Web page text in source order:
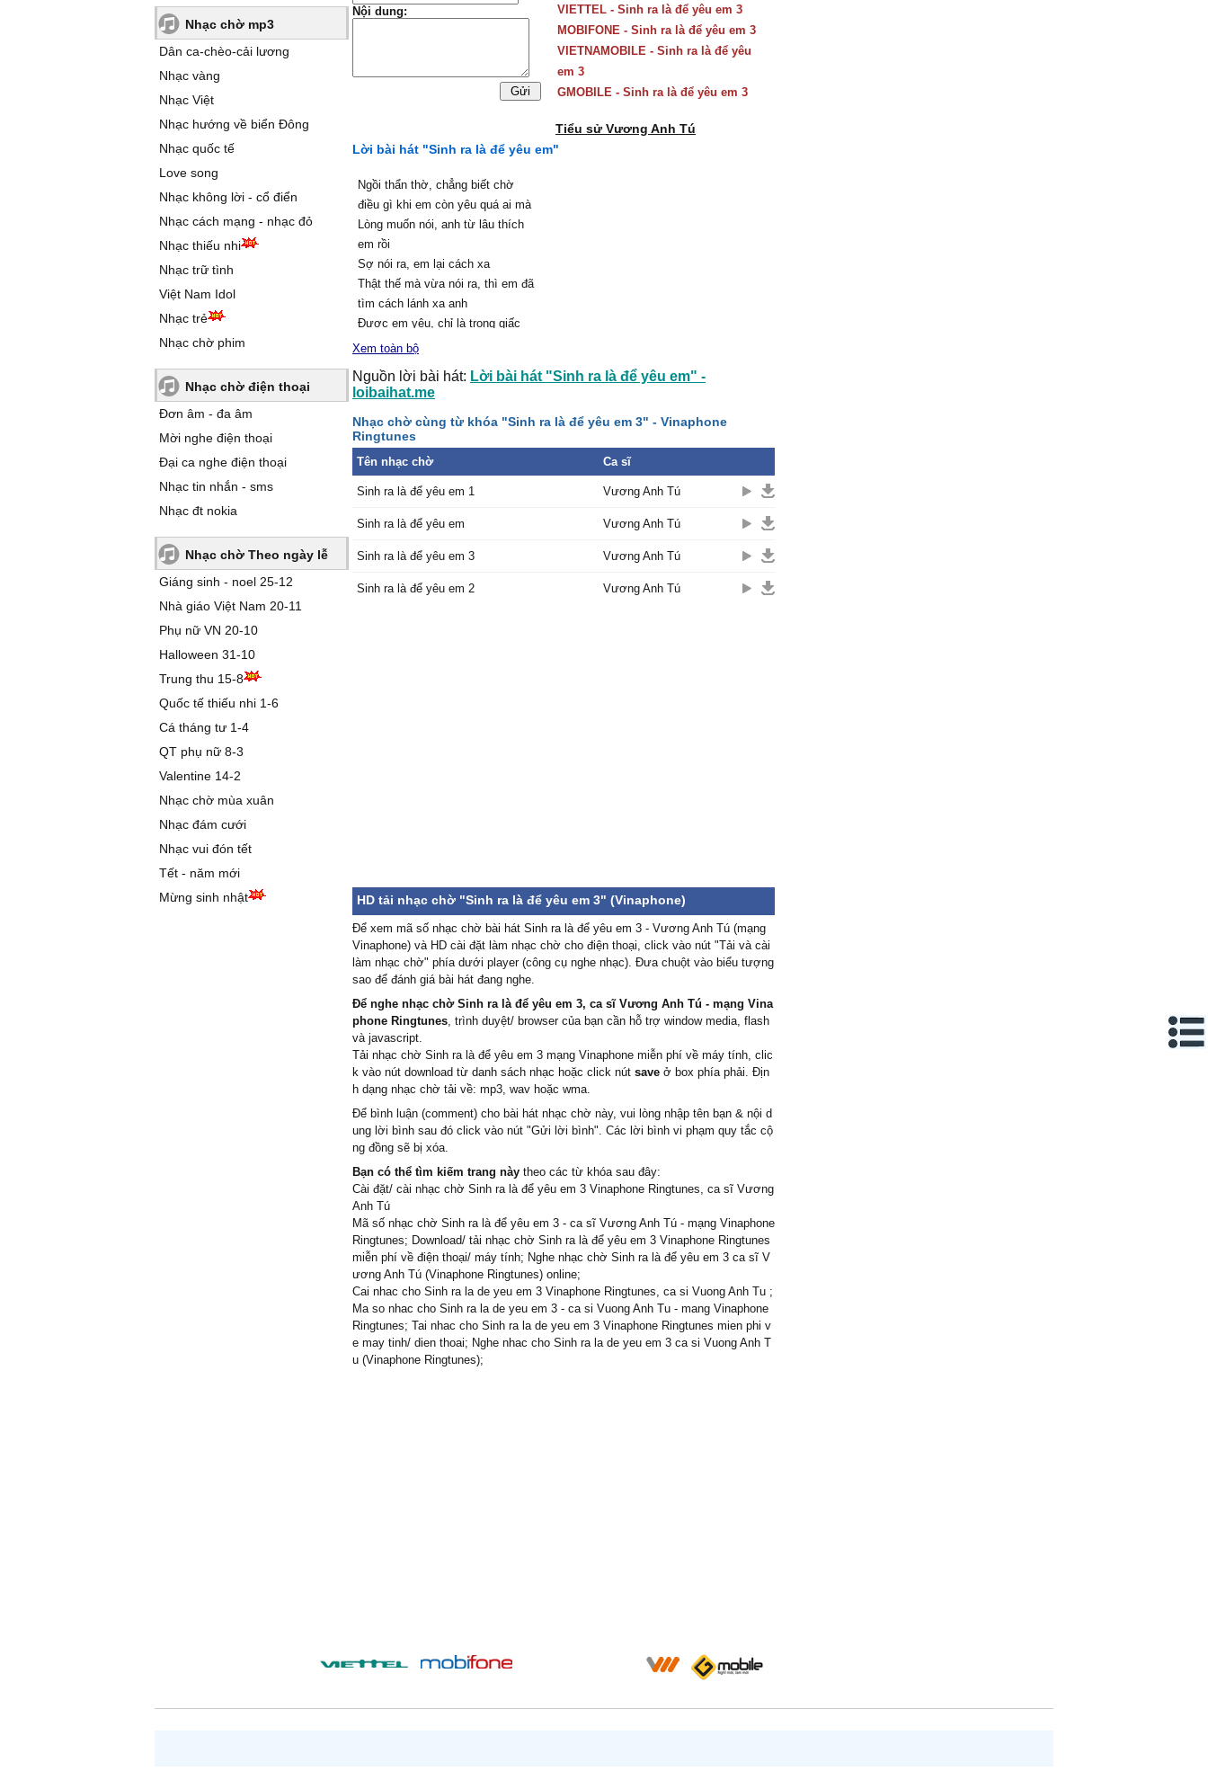
Nhạc chờ mp3
Dân ca-chèo-cải lương
Nhạc vàng
Nhạc Việt
Nhạc hướng về biển Đông
Nhạc quốc tế
Love song
Nhạc không lời - cổ điển
Nhạc cách mạng - nhạc đỏ
Nhạc thiếu nhi
Nhạc trữ tình
Việt Nam Idol
Nhạc trẻ
Nhạc chờ phim
Nhạc chờ điện thoại
Đơn âm - đa âm
Mời nghe điện thoại
Đại ca nghe điện thoại
Nhạc tin nhắn - sms
Nhạc đt nokia
Nhạc chờ Theo ngày lễ
Giáng sinh - noel 25-12
Nhà giáo Việt Nam 20-11
Phụ nữ VN 20-10
Halloween 31-10
Trung thu 15-8
Quốc tế thiếu nhi 1-6
Cá tháng tư 1-4
QT phụ nữ 8-3
Valentine 14-2
Nhạc chờ mùa xuân
Nhạc đám cưới
Nhạc vui đón tết
Tết - năm mới
Mừng sinh nhật
Nội dung:
VIETTEL - Sinh ra là để yêu em 3
MOBIFONE - Sinh ra là để yêu em 3
VIETNAMOBILE - Sinh ra là để yêu
em 3
GMOBILE - Sinh ra là để yêu em 3
Tiểu sử Vương Anh Tú
Lời bài hát "Sinh ra là để yêu em"
Ngồi thẩn thờ, chẳng biết chờ
điều gì khi em còn yêu quá ai mà
Lòng muốn nói, anh từ lâu thích
em rồi
Sợ nói ra, em lại cách xa
Thật thế mà vừa nói ra, thì em đã
tìm cách lánh xa anh
Được em yêu, chỉ là trong giấc
mơ thôi
Dù cho anh cố gắng, ngậm cay
nuốt đắng
Thì em vẫn sẽ mãi thuộc về
người ta
Dù cho anh bước qua, cũng chả
Em đi yêu người ta, còn anh sinh
ra là để yêu em...
không xa
Em cũng đã đi quá xa cùng người
Xem toàn bộ
Nguồn lời bài hát: Lời bài hát "Sinh ra là để yêu em" -
loibaihat.me
Nhạc chờ cùng từ khóa "Sinh ra là để yêu em 3" - Vinaphone
Ringtunes
Tên nhạc chờ Ca sĩ
Sinh ra là để yêu em 1 Vương Anh Tú
Sinh ra là để yêu em Vương Anh Tú
Sinh ra là để yêu em 3 Vương Anh Tú
Sinh ra là để yêu em 2 Vương Anh Tú
HD tải nhạc chờ "Sinh ra là để yêu em 3" (Vinaphone)
Để xem mã số nhạc chờ bài hát Sinh ra là để yêu em 3 - Vương Anh Tú (mạng
Vinaphone) và HD cài đặt làm nhạc chờ cho điện thoại, click vào nút "Tải và cài
làm nhạc chờ" phía dưới player (công cụ nghe nhạc). Đưa chuột vào biểu tượng
sao để đánh giá bài hát đang nghe.
Để nghe nhạc chờ Sinh ra là để yêu em 3, ca sĩ Vương Anh Tú - mạng Vina
phone Ringtunes, trình duyệt/ browser của bạn cần hỗ trợ window media, flash
và javascript.
Tải nhạc chờ Sinh ra là để yêu em 3 mạng Vinaphone miễn phí về máy tính, clic
k vào nút download từ danh sách nhạc hoặc click nút save ở box phía phải. Địn
h dạng nhạc chờ tải về: mp3, wav hoặc wma.
Để bình luận (comment) cho bài hát nhạc chờ này, vui lòng nhập tên bạn & nội d
ung lời bình sau đó click vào nút "Gửi lời bình". Các lời bình vi phạm quy tắc cộ
ng đồng sẽ bị xóa.
Bạn có thể tìm kiếm trang này theo các từ khóa sau đây:
Cài đặt/ cài nhạc chờ Sinh ra là để yêu em 3 Vinaphone Ringtunes, ca sĩ Vương
Anh Tú
Mã số nhạc chờ Sinh ra là để yêu em 3 - ca sĩ Vương Anh Tú - mạng Vinaphone
Ringtunes; Download/ tải nhạc chờ Sinh ra là để yêu em 3 Vinaphone Ringtunes
miễn phí về điện thoại/ máy tính; Nghe nhạc chờ Sinh ra là để yêu em 3 ca sĩ V
ương Anh Tú (Vinaphone Ringtunes) online;
Cai nhac cho Sinh ra la de yeu em 3 Vinaphone Ringtunes, ca si Vuong Anh Tu ;
Ma so nhac cho Sinh ra la de yeu em 3 - ca si Vuong Anh Tu - mang Vinaphone
Ringtunes; Tai nhac cho Sinh ra la de yeu em 3 Vinaphone Ringtunes mien phi v
e may tinh/ dien thoai; Nghe nhac cho Sinh ra la de yeu em 3 ca si Vuong Anh T
u (Vinaphone Ringtunes);